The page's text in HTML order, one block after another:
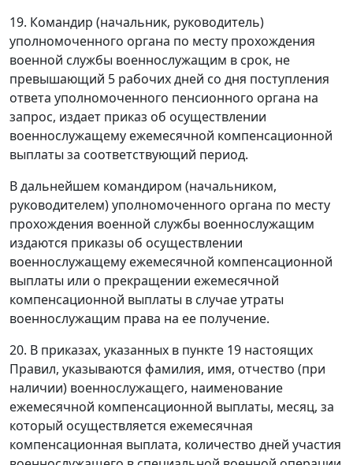
19. Командир (начальник, руководитель)
уполномоченного органа по месту прохождения
военной службы военнослужащим в срок, не
превышающий 5 рабочих дней со дня поступления
ответа уполномоченного пенсионного органа на
запрос, издает приказ об осуществлении
военнослужащему ежемесячной компенсационной
выплаты за соответствующий период.
В дальнейшем командиром (начальником,
руководителем) уполномоченного органа по месту
прохождения военной службы военнослужащим
издаются приказы об осуществлении
военнослужащему ежемесячной компенсационной
выплаты или о прекращении ежемесячной
компенсационной выплаты в случае утраты
военнослужащим права на ее получение.
20. В приказах, указанных в пункте 19 настоящих
Правил, указываются фамилия, имя, отчество (при
наличии) военнослужащего, наименование
ежемесячной компенсационной выплаты, месяц, за
который осуществляется ежемесячная
компенсационная выплата, количество дней участия